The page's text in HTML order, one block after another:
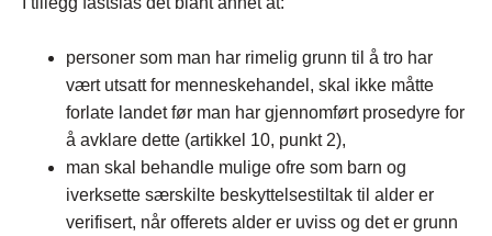
personer som man har rimelig grunn til å tro har
vært utsatt for menneskehandel, skal ikke måtte
forlate landet før man har gjennomført prosedyre for
å avklare dette (artikkel 10, punkt 2),
man skal behandle mulige ofre som barn og
iverksette særskilte beskyttelsestiltak til alder er
verifisert, når offerets alder er uviss og det er grunn